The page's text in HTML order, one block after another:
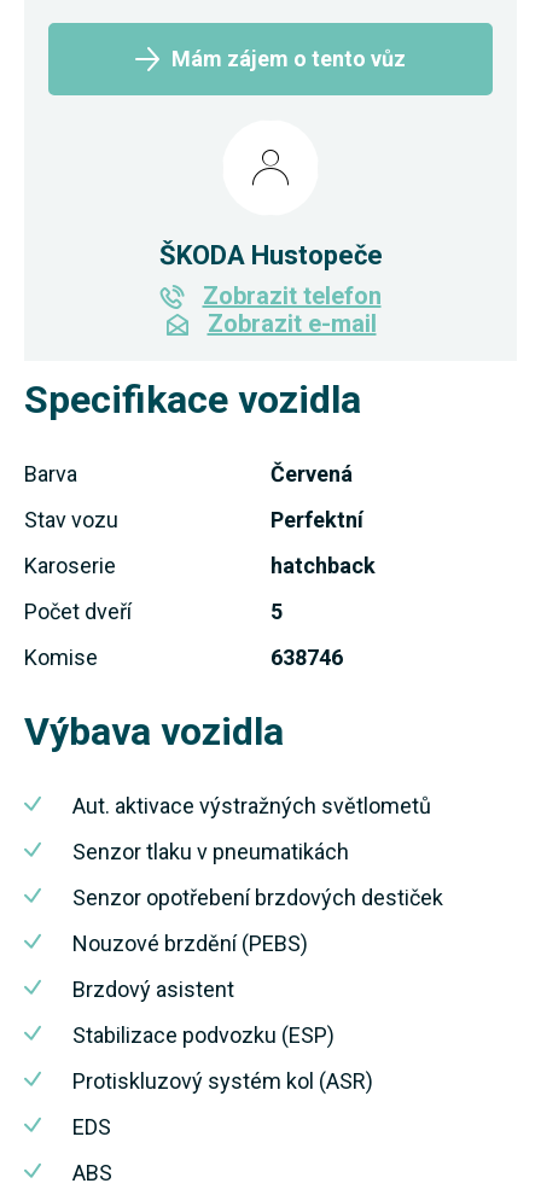
Specifikace vozidla
Barva
Červená
Stav vozu
Perfektní
Karoserie
hatchback
Počet dveří
5
Komise
638746
Výbava vozidla
Aut. aktivace výstražných světlometů
Senzor tlaku v pneumatikách
Senzor opotřebení brzdových destiček
Nouzové brzdění (PEBS)
Brzdový asistent
Stabilizace podvozku (ESP)
Protiskluzový systém kol (ASR)
EDS
ABS
Mám zájem o tento vůz
ŠKODA Hustopeče
Zobrazit telefon
Zobrazit e-mail